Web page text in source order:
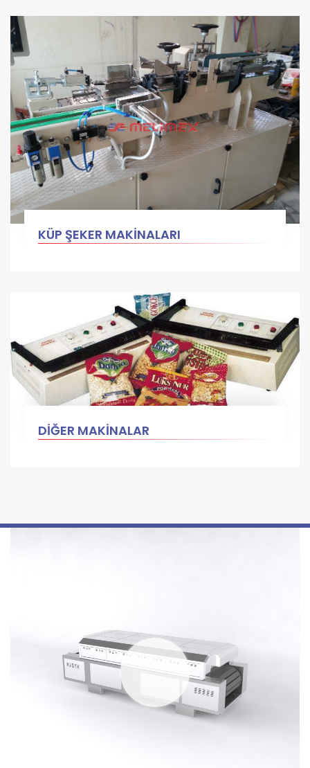
KÜP ŞEKER MAKİNALARI
DİĞER MAKİNALAR